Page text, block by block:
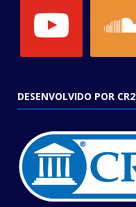
DESENVOLVIDO POR CR2